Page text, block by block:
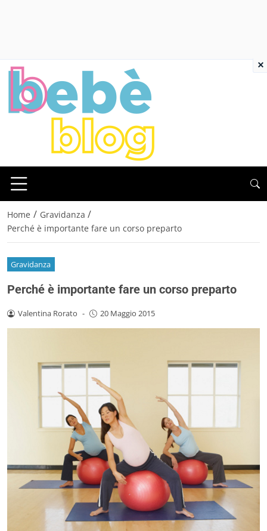
Home / Gravidanza /
Perché è importante fare un corso preparto
Gravidanza
Perché è importante fare un corso preparto
Valentina Rorato - 20 Maggio 2015
×